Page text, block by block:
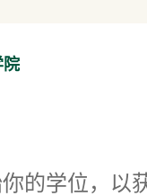
院
的学位，以